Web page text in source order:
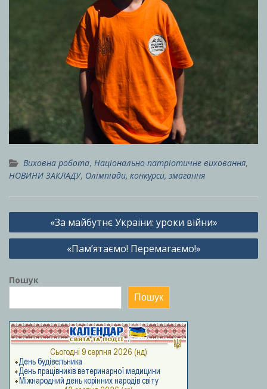
Виховна робота, Національно-патріотичне виховання,
НОВИНИ ЗАКЛАДУ, Олімпіади, конкурси, змагання
Навігація
записів
«За майбутнє України: уроки війни»
«Пам’ятаємо! Перемагаємо!»
Пошук
Пошук